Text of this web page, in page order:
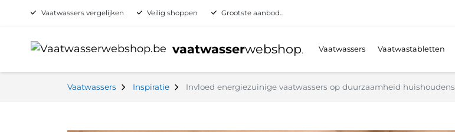
Vaatwassers vergelijken Veilig shoppen Grootste aanbod...
vaatwasserwebshop. Vaatwassers Vaatwastabletten
Vaatwassers Inspiratie Invloed energiezuinige vaatwassers op duurzaamheid huishoudens